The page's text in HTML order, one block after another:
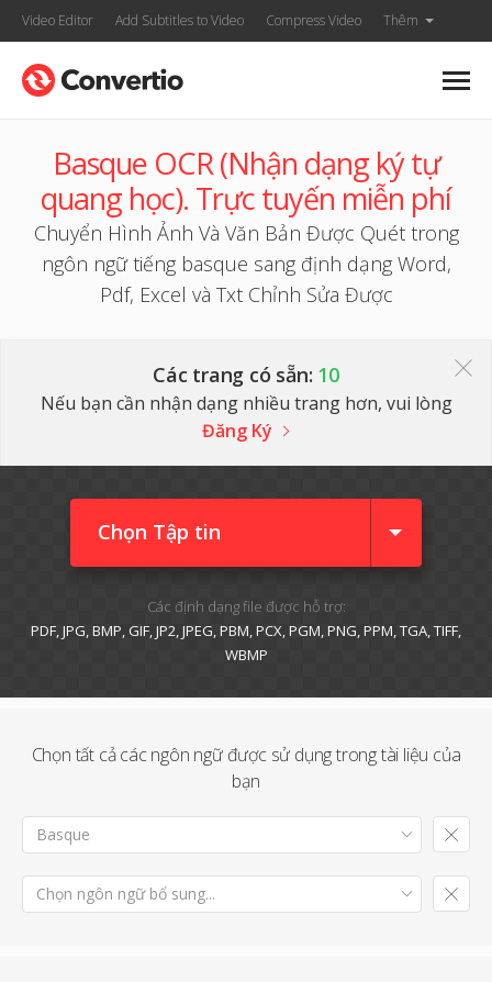
Video Editor Add Subtitles to Video Compress Video Thêm
Basque OCR (Nhận dạng ký tự
quang học). Trực tuyến miễn phí
Chuyển Hình Ảnh Và Văn Bản Được Quét trong
ngôn ngữ tiếng basque sang định dạng Word,
Pdf, Excel và Txt Chỉnh Sửa Được
Các trang có sẵn: 10
Nếu bạn cần nhận dạng nhiều trang hơn, vui lòng
Đăng Ký
Chọn Tập tin
Các định dạng file được hỗ trợ:
PDF, JPG, BMP, GIF, JP2, JPEG, PBM, PCX, PGM, PNG, PPM, TGA, TIFF,
WBMP
Chọn tất cả các ngôn ngữ được sử dụng trong tài liệu của
bạn
Basque
Chọn ngôn ngữ bổ sung...